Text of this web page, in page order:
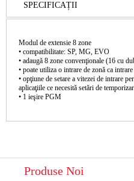
SPECIFICAȚII
Modul de extensie 8 zone
• compatibilitate: SP, MG, EVO
• adaugă 8 zone convenţionale (16 cu
• poate utiliza o intrare de zonă ca
• opţiune de setare a vitezei de intrare
aplicaţiile ce necesită setări de
• 1 ieşire PGM
Produse Noi